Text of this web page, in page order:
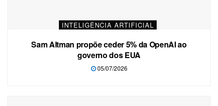
INTELIGÊNCIA ARTIFICIAL
Sam Altman propõe ceder 5% da OpenAI ao
governo dos EUA
05/07/2026